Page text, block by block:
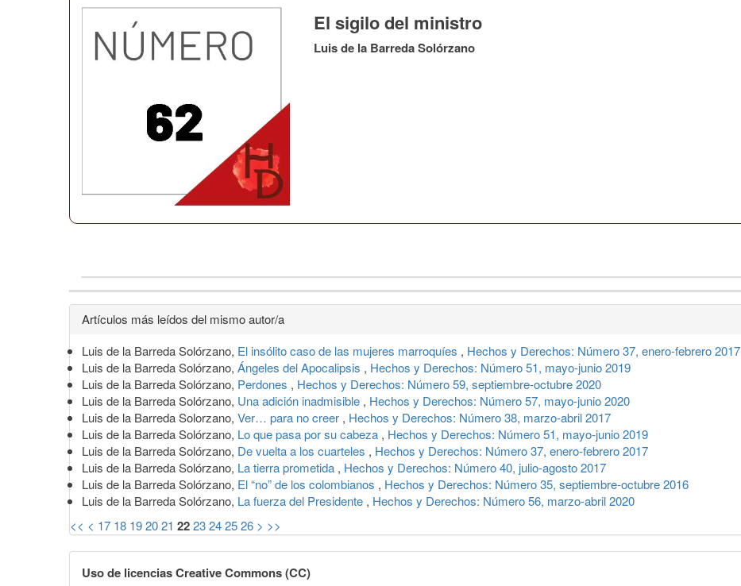
El sigilo del ministro
Luis de la Barreda Solórzano
Detalles
del
artículo
Artículos más leídos del mismo autor/a
Luis de la Barreda Solórzano, El insólito caso de las mujeres marroquíes , Hechos y Derechos: Número 37, enero-febrero 2017
Luis de la Barreda Solórzano, Ángeles del Apocalipsis , Hechos y Derechos: Número 51, mayo-junio 2019
Luis de la Barreda Solórzano, Perdones , Hechos y Derechos: Número 59, septiembre-octubre 2020
Luis de la Barreda Solórzano, Una adición inadmisible , Hechos y Derechos: Número 57, mayo-junio 2020
Luis de la Barreda Solorzano, Ver… para no creer , Hechos y Derechos: Número 38, marzo-abril 2017
Luis de la Barreda Solórzano, Lo que pasa por su cabeza , Hechos y Derechos: Número 51, mayo-junio 2019
Luis de la Barreda Solórzano, De vuelta a los cuarteles , Hechos y Derechos: Número 37, enero-febrero 2017
Luis de la Barreda Solórzano, La tierra prometida , Hechos y Derechos: Número 40, julio-agosto 2017
Luis de la Barreda Solórzano, El “no” de los colombianos , Hechos y Derechos: Número 35, septiembre-octubre 2016
Luis de la Barreda Solórzano, La fuerza del Presidente , Hechos y Derechos: Número 56, marzo-abril 2020
<< < 17 18 192021 2223242526 > >>
Uso de licencias Creative Commons (CC)